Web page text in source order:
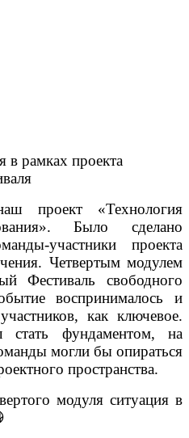
в рамках проекта
проект «Технология
Было сделано
участники проекта
Четвертым модулем
Фестиваль свободного
воспринималось и
как ключевое.
стать фундаментом, на
могли бы опираться
пространства.
модуля ситуация в